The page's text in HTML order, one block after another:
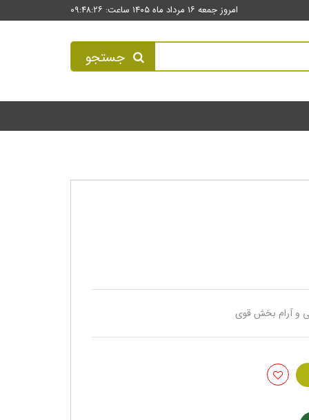
امروز جمعه ۱۶ مرداد ماه ۱۴۰۵ ساعت: ۰۹:۴۸:۲۶
جستجو
و آرام بخش قوی